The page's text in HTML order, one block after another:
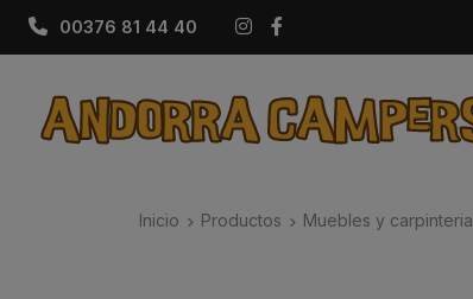
00376 81 44 40 Instagram
Inicio Productos Muebles y carpinteria